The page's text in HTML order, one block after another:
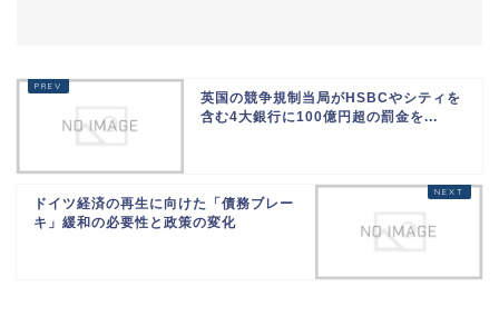
英国の競争規制当局がHSBCやシティを
含む4大銀行に100億円超の罰金を...
ドイツ経済の再生に向けた「債務ブレー
キ」緩和の必要性と政策の変化